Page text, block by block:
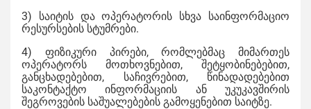
3) საიტის და ოპერატორის სხვა საინფორმაციო
რესურსების სტუმრები.
4) ფიზიკური პირები, რომლებმაც მიმართეს
ოპერატორს მოთხოვნებით, შეტყობინებებით,
განცხადებებით, საჩივრებით, წინადადებებით
საკონტაქტო ინფორმაციის ან უკუკავშირის
შეგროვების საშუალებების გამოყენებით საიტზე.